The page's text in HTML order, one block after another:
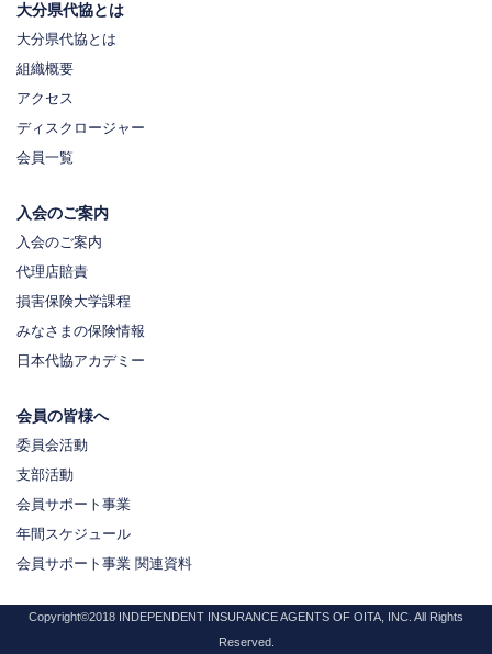
大分県代協とは
大分県代協とは
組織概要
アクセス
ディスクロージャー
会員一覧
入会のご案内
入会のご案内
代理店賠責
損害保険大学課程
みなさまの保険情報
日本代協アカデミー
会員の皆様へ
委員会活動
支部活動
会員サポート事業
年間スケジュール
会員サポート事業 関連資料
Copyright©2018 INDEPENDENT INSURANCE AGENTS OF OITA, INC. All Rights
Reserved.